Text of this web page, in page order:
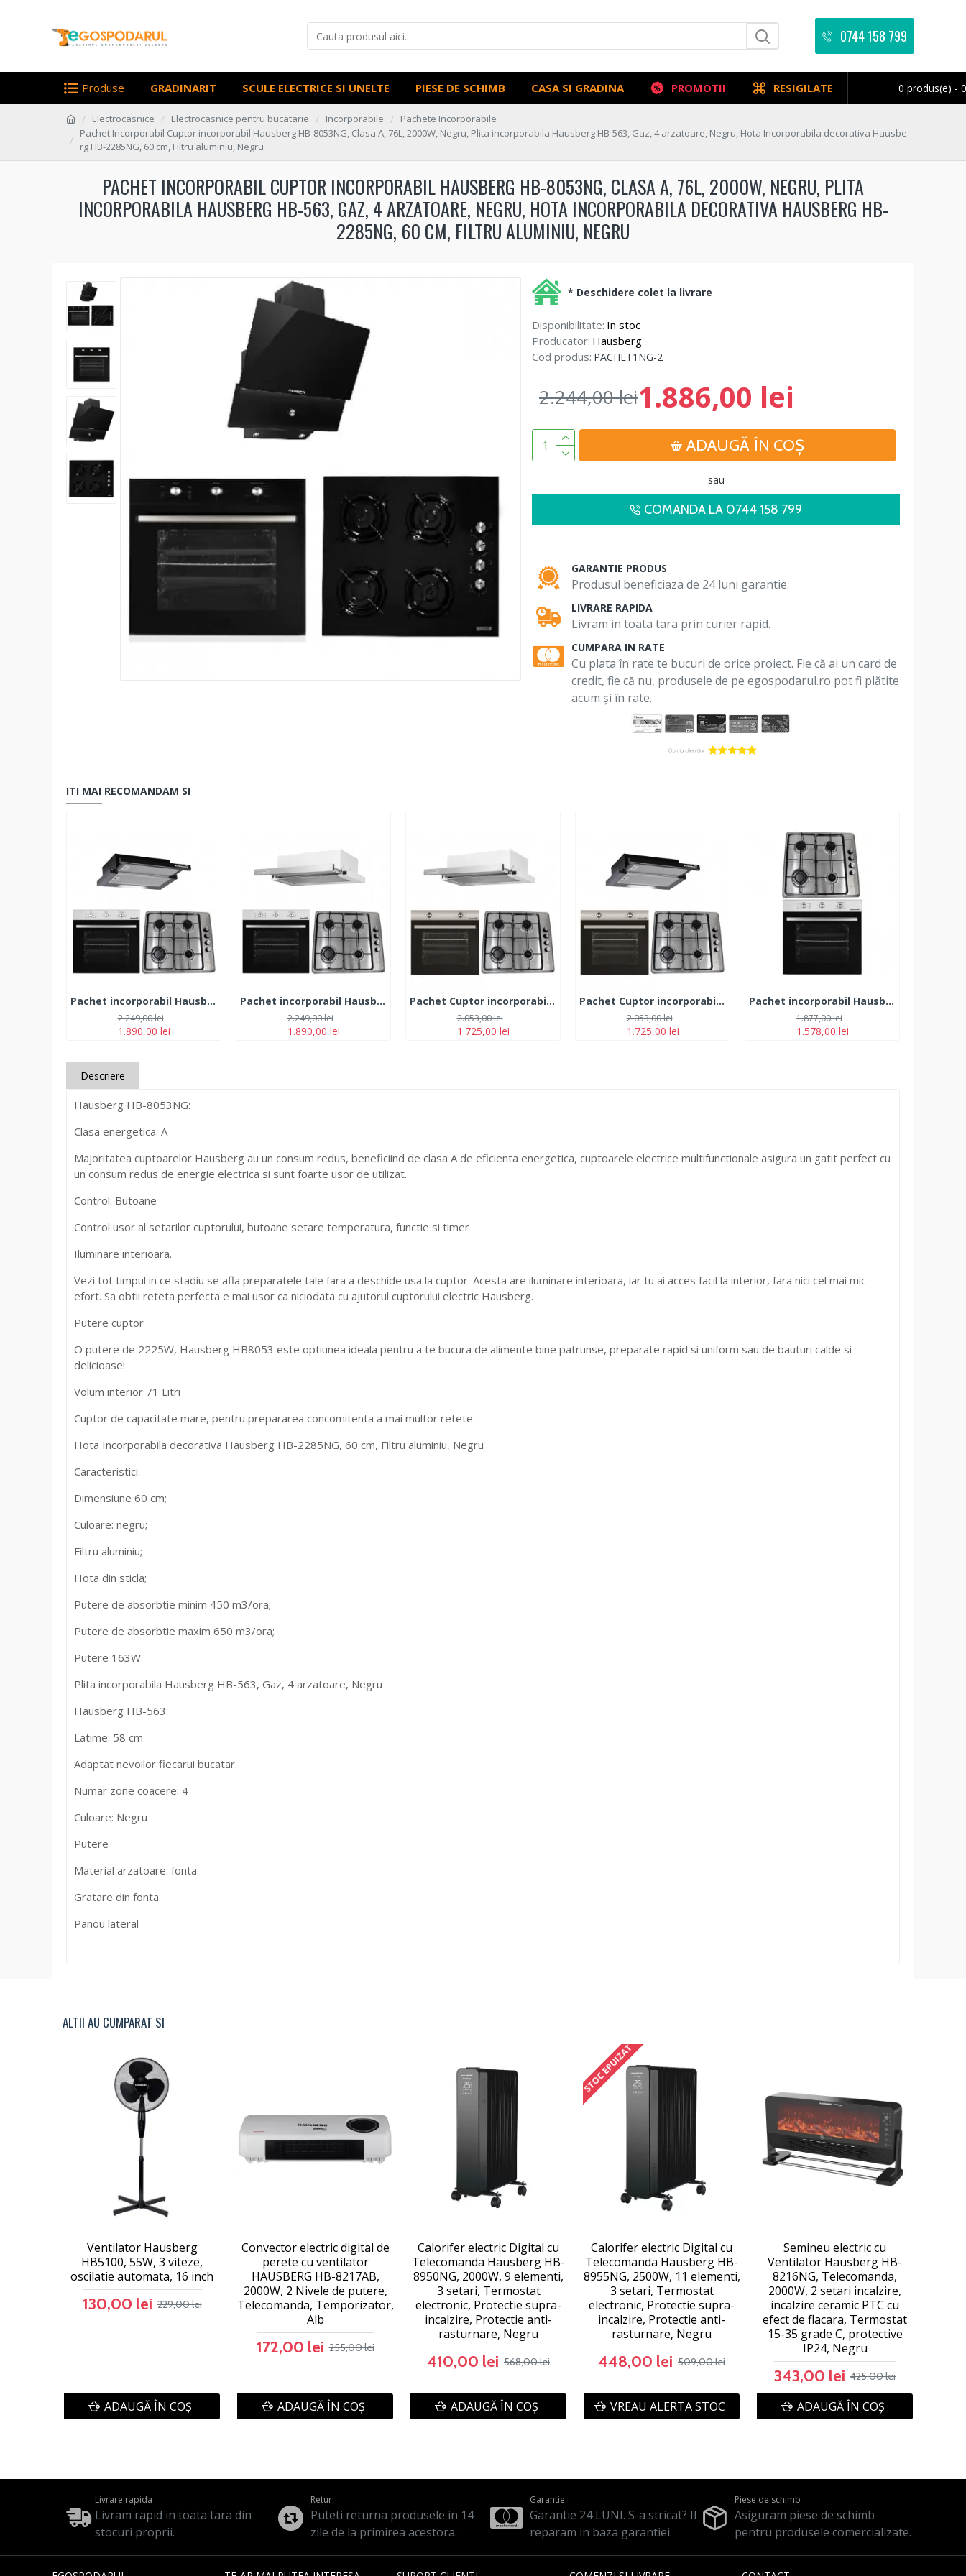
0744 158 799
Produse GRADINARIT SCULE ELECTRICE SI UNELTE PIESE DE SCHIMB CASA SI GRADINA PROMOTII RESIGILATE 0 produs(e) -
Electrocasnice Electrocasnice pentru bucatarie Incorporabile
Pachete Incorporabile
Pachet Incorporabil Cuptor incorporabil Hausberg HB-8053NG, Clasa A, 76L, 2000W, Negru, Plita incorporabila Hausberg HB-563, Gaz, 4 arzatoare, Negru, Hota Incorporabila decorativa Hausbe
rg HB-2285NG, 60 cm, Filtru aluminiu, Negru
PACHET INCORPORABIL CUPTOR INCORPORABIL HAUSBERG HB-8053NG, CLASA A, 76L, 2000W, NEGRU, PLITA
INCORPORABILA HAUSBERG HB-563, GAZ, 4 ARZATOARE, NEGRU, HOTA INCORPORABILA DECORATIVA HAUSBERG HB-
2285NG, 60 CM, FILTRU ALUMINIU, NEGRU
Disponibilitate: In stoc
Producator: Hausberg
Cod produs: PACHET1NG-2
1.886,00 lei
2.244,00 lei
ADAUGĂ ÎN COŞ
* Deschidere colet la livrare
sau
COMANDA LA 0744 158 799
GARANTIE PRODUS
Produsul beneficiaza de 24 luni garantie.
LIVRARE RAPIDA
Livram in toata tara prin curier rapid.
CUMPARA IN RATE
Cu plata în rate te bucuri de orice proiect. Fie că ai un card de
credit, fie că nu, produsele de pe egospodarul.ro pot fi plătite
acum și în rate.
ITI MAI RECOMANDAM SI
Pachet incorporabil Hausberg Cuptor HB-8053IN, Electric, Putere 2225 W, 71 l, 6 Functii, Ventilatie, Clasa A, Plita HB-580IN, 4 arzatoare, siguranta, Negru-Inox Hota HB-1285NG, 420 m3/h, 2 motoare, 60 cm, Negru-Inox
1.890,00 lei
2.249,00 lei
Pachet incorporabil Hausberg Cuptor HB-8053IN, Electric, Putere 2225 W, 71 l, 6 Functii, Ventilatie, Clasa A, Plita HB-580IN, 4 arzatoare, siguranta, Negru-Inox Hota HB-1285IN, 420 m3/h, 2 motoare, 60 cm, Negru-Inox
1.890,00 lei
2.249,00 lei
Pachet Cuptor incorporabil Hausberg HB-8051IN, Electric, Putere 2000 W, 76 l, Plita HB-580IN, aprindere electrica, gaz, 4 arzatoare,, Hota telescopica HB-1285IN, absorbtie 420 m3/h, 2 motoare, 60 cm, Negru-Inox
1.725,00 lei
2.053,00 lei
Pachet Cuptor incorporabil Hausberg HB-8051IN, Electric, Putere 2000 W, 76 l, Plita HB-580IN, aprindere electrica, gaz, 4 arzatoare,, Hota telescopica HB-1285NG, absorbtie 420 m3/h, 2 motoare, 60 cm, Negru-Inox
1.725,00 lei
2.053,00 lei
Pachet incorporabil Hausberg Cuptor HB-8053IN, Electric, Putere 2225 W, 71 l, 6 Functii, Ventilatie, Timer, Clasa A, Plita incorporabila HAUSBERG HB-580IN, aprindere electrica, gaz, 4 arzatoare, sistem siguranta, Negru-Inox
1.578,00 lei
1.877,00 lei
Descriere
Hausberg HB-8053NG:
Clasa energetica: A
Majoritatea cuptoarelor Hausberg au un consum redus, beneficiind de clasa A de eficienta energetica, cuptoarele electrice multifunctionale asigura un gatit perfect cu
un consum redus de energie electrica si sunt foarte usor de utilizat.
Control: Butoane
Control usor al setarilor cuptorului, butoane setare temperatura, functie si timer
Iluminare interioara.
Vezi tot timpul in ce stadiu se afla preparatele tale fara a deschide usa la cuptor. Acesta are iluminare interioara, iar tu ai acces facil la interior, fara nici cel mai mic
efort. Sa obtii reteta perfecta e mai usor ca niciodata cu ajutorul cuptorului electric Hausberg.
Putere cuptor
O putere de 2225W, Hausberg HB8053 este optiunea ideala pentru a te bucura de alimente bine patrunse, preparate rapid si uniform sau de bauturi calde si
delicioase!
Volum interior 71 Litri
Cuptor de capacitate mare, pentru prepararea concomitenta a mai multor retete.
Hota Incorporabila decorativa Hausberg HB-2285NG, 60 cm, Filtru aluminiu, Negru
Caracteristici:
Dimensiune 60 cm;
Culoare: negru;
Filtru aluminiu;
Hota din sticla;
Putere de absorbtie minim 450 m3/ora;
Putere de absorbtie maxim 650 m3/ora;
Putere 163W.
Plita incorporabila Hausberg HB-563, Gaz, 4 arzatoare, Negru
Hausberg HB-563:
Latime: 58 cm
Adaptat nevoilor fiecarui bucatar.
Numar zone coacere: 4
Culoare: Negru
Putere
Material arzatoare: fonta
Gratare din fonta
Panou lateral
ALTII AU CUMPARAT SI
Ventilator Hausberg
HB5100, 55W, 3 viteze,
oscilatie automata, 16 inch
130,00 lei 229,00 lei
ADAUGĂ ÎN COŞ
Convector electric digital de
perete cu ventilator
HAUSBERG HB-8217AB,
2000W, 2 Nivele de putere,
Telecomanda, Temporizator,
Alb
172,00 lei 255,00 lei
ADAUGĂ ÎN COŞ
Calorifer electric Digital cu
Telecomanda Hausberg HB-
8950NG, 2000W, 9 elementi,
3 setari, Termostat
electronic, Protectie supra-
incalzire, Protectie anti-
rasturnare, Negru
410,00 lei 568,00 lei
ADAUGĂ ÎN COŞ
STOC EPUIZAT
Calorifer electric Digital cu
Telecomanda Hausberg HB-
8955NG, 2500W, 11 elementi,
3 setari, Termostat
electronic, Protectie supra-
incalzire, Protectie anti-
rasturnare, Negru
448,00 lei 509,00 lei
VREAU ALERTA STOC
Semineu electric cu
Ventilator Hausberg HB-
8216NG, Telecomanda,
2000W, 2 setari incalzire,
incalzire ceramic PTC cu
efect de flacara, Termostat
15-35 grade C, protective
IP24, Negru
343,00 lei 425,00 lei
ADAUGĂ ÎN COŞ
Livrare rapida
Livram rapid in toata tara din
stocuri proprii.
Retur
Puteti returna produsele in 14
zile de la primirea acestora.
Garantie
Garantie 24 LUNI. S-a stricat? Il
reparam in baza garantiei.
Piese de schimb
Asiguram piese de schimb
pentru produsele comercializate.